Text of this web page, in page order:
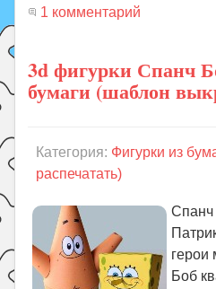
1 комментарий
3d фигурки Спанч
бумаги (шаблон
Категория: Фигурки из
распечатать)
Спанч
герои
Боб